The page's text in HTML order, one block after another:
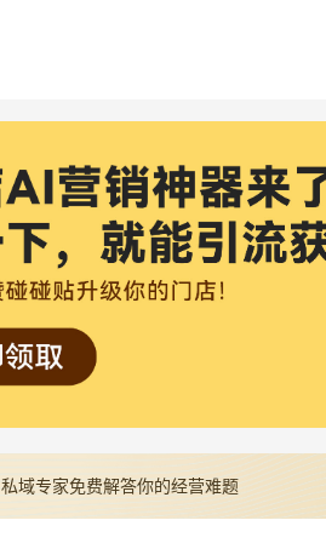
私域专家免费解答你的经营难题